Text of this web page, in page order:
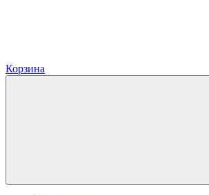
Корзина